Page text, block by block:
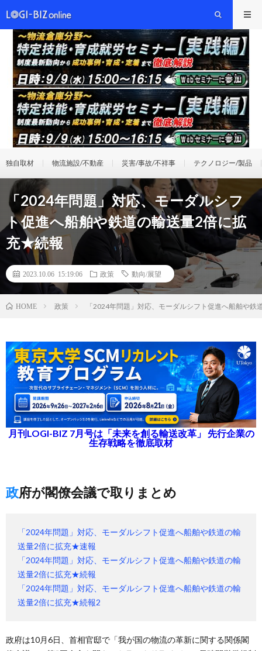
独自取材 物流施設/不動産 災害/事故/不祥事 テクノロジー/製品
「2024年問題」対応、モーダルシフ
ト促進へ船舶や鉄道の輸送量2倍に拡
充★続報
2023.10.06 15:19:06 政策 動向/展望
HOME 政策 「2024年問題」対応、モーダルシフト促進へ船舶や
月刊LOGI-BIZ 7月号は「未来を創る輸送改革」 先行企業の
生存戦略を徹底取材
政府が閣僚会議で取りまとめ
「2024年問題」対応、モーダルシフト促進へ船舶や鉄道の輸
送量2倍に拡充★速報
「2024年問題」対応、モーダルシフト促進へ船舶や鉄道の輸
送量2倍に拡充★続報
「2024年問題」対応、モーダルシフト促進へ船舶や鉄道の輸
送量2倍に拡充★続報2
政府は10月6日、首相官邸で「我が国の物流の革新に関する関係閣